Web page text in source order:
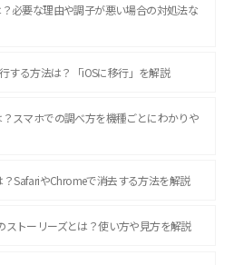
必要な理由や調子が悪い場合の対処法な
する方法は？「iOSに移行」を解説
スマホでの調べ方を機種ごとにわかりや
SafariやChromeで消去する方法を解説
ストーリーズとは？使い方や見方を解説